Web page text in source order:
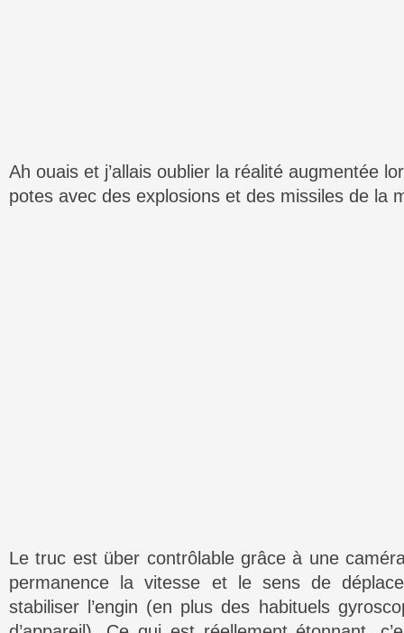
Ah ouais et j’allais oublier la réalité augmentée
potes avec des explosions et des missiles de la
Le truc est über contrôlable grâce à une
permanence la vitesse et le sens de
stabiliser l’engin (en plus des habituels